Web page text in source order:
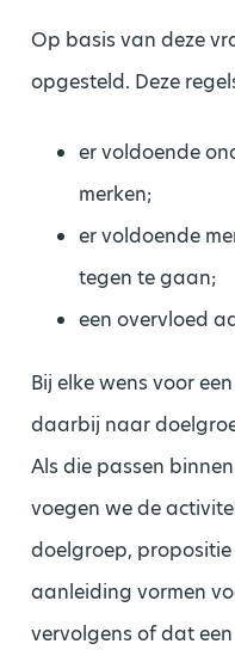
Op basis van deze
opgesteld. Deze
er voldoende
merken;
er voldoende
tegen te gaan;
een overvloed
Bij elke wens voor
daarbij naar
Als die passen
voegen we de
doelgroep,
aanleiding vormen
vervolgens of dat